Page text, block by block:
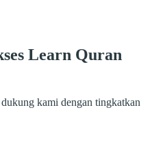
Learn Quran
kami dengan tingkatkan